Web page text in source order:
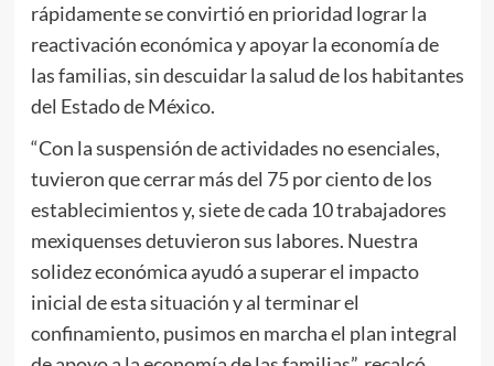
rápidamente se convirtió en prioridad lograr la
reactivación económica y apoyar la economía de
las familias, sin descuidar la salud de los habitantes
del Estado de México.
“Con la suspensión de actividades no esenciales,
tuvieron que cerrar más del 75 por ciento de los
establecimientos y, siete de cada 10 trabajadores
mexiquenses detuvieron sus labores. Nuestra
solidez económica ayudó a superar el impacto
inicial de esta situación y al terminar el
confinamiento, pusimos en marcha el plan integral